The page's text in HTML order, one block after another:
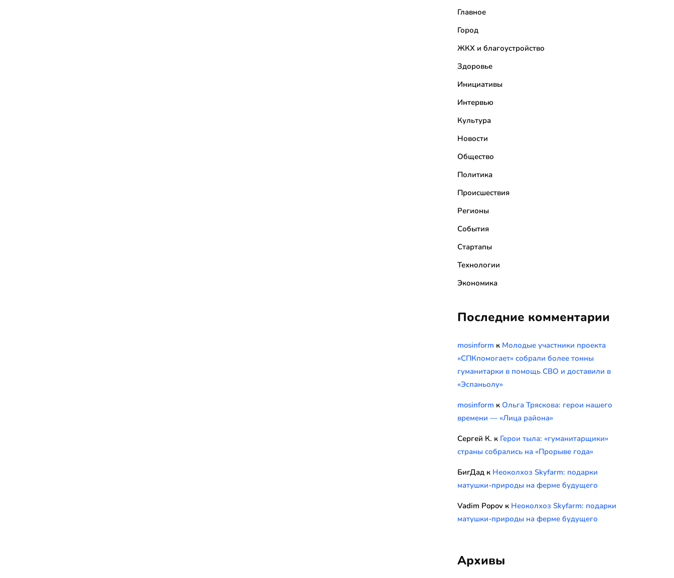
Главное
Город
ЖКХ и благоустройство
Здоровье
Инициативы
Интервью
Культура
Новости
Общество
Политика
Происшествия
Регионы
События
Стартапы
Технологии
Экономика
Последние комментарии
mosinform к Молодые участники проекта
«СПКпомогает» собрали более тонны
гуманитарки в помощь СВО и доставили в
«Эспаньолу»
mosinform к Ольга Тряскова: герои нашего
времени — «Лица района»
Сергей К. к Герои тыла: «гуманитарщики»
страны собрались на «Прорыве года»
БигДад к Неоколхоз Skyfarm: подарки
матушки-природы на ферме будущего
Vadim Popov к Неоколхоз Skyfarm: подарки
матушки-природы на ферме будущего
Архивы